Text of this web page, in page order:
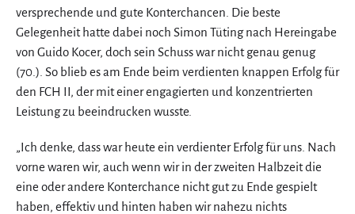
versprechende und gute Konterchancen. Die beste
Gelegenheit hatte dabei noch Simon Tüting nach Hereingabe
von Guido Kocer, doch sein Schuss war nicht genau genug
(70.). So blieb es am Ende beim verdienten knappen Erfolg für
den FCH II, der mit einer engagierten und konzentrierten
Leistung zu beeindrucken wusste.
„Ich denke, dass war heute ein verdienter Erfolg für uns. Nach
vorne waren wir, auch wenn wir in der zweiten Halbzeit die
eine oder andere Konterchance nicht gut zu Ende gespielt
haben, effektiv und hinten haben wir nahezu nichts